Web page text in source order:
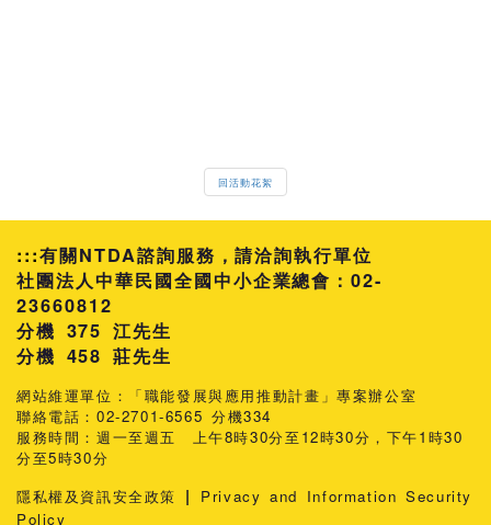
回活動花絮
:::有關NTDA諮詢服務，請洽詢執行單位
社團法人中華民國全國中小企業總會：02-
23660812
分機 375 江先生
458 莊先生
網站維運單位：「職能發展與應用推動計畫」專案辦公室
聯絡電話：02-2701-6565 分機334
服務時間：週一至週五 上午8時30分至12時30分，下午1時30
分至5時30分
隱私權及資訊安全政策 |
Privacy and Information Security
Policy